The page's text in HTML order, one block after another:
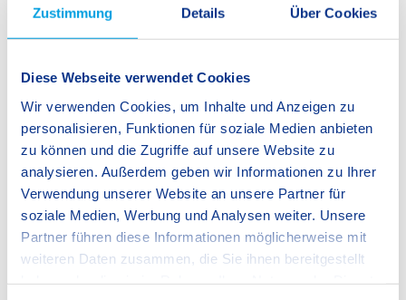
Zustimmung Details Über Cookies
Diese Webseite verwendet Cookies
Wir verwenden Cookies, um Inhalte und Anzeigen zu
personalisieren, Funktionen für soziale Medien anbieten
zu können und die Zugriffe auf unsere Website zu
analysieren. Außerdem geben wir Informationen zu Ihrer
Verwendung unserer Website an unsere Partner für
soziale Medien, Werbung und Analysen weiter. Unsere
Partner führen diese Informationen möglicherweise mit
weiteren Daten zusammen, die Sie ihnen bereitgestellt